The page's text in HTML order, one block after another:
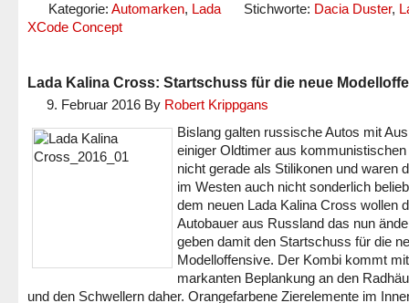
Kategorie: Automarken, Lada Stichworte: Dacia Duster,
XCode Concept
Lada Kalina Cross: Startschuss für die neue
9. Februar 2016 By Robert Krippgans
Bislang galten russische Autos mit
einiger Oldtimer aus kommunistischen
nicht gerade als Stilikonen und waren
im Westen auch nicht sonderlich
dem neuen Lada Kalina Cross wollen
Autobauer aus Russland das nun
geben damit den Startschuss für die
Modelloffensive. Der Kombi kommt
markanten Beplankung an den
und den Schwellern daher. Orangefarbene Zierelemente im